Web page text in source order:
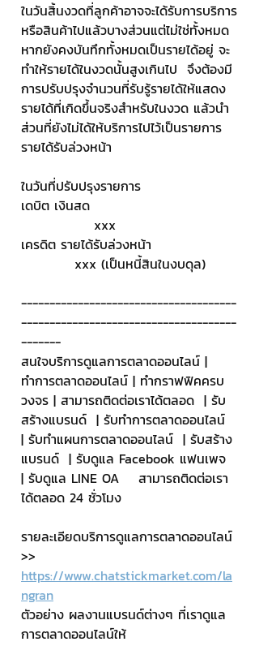
ในวันสิ้นงวดที่ลูกค้าอาจจะได้รับการบริการ
หรือสินค้าไปแล้วบางส่วนแต่ไม่ใช่ทั้งหมด
หากยังคงบันทึกทั้งหมดเป็นรายได้อยู่ จะ
ทำให้รายได้ในงวดนั้นสูงเกินไป  จึงต้องมี
การปรับปรุงจำนวนที่รับรู้รายได้ให้แสดง
รายได้ที่เกิดขึ้นจริงสำหรับในงวด แล้วนำ
ส่วนที่ยังไม่ได้ให้บริการไปไว้เป็นรายการ
รายได้รับล่วงหน้า
ในวันที่ปรับปรุงรายการ
เดบิต เงินสด
               xxx
เครดิต รายได้รับล่วงหน้า
           xxx (เป็นหนี้สินในงบดุล)
--------------------------------------
--------------------------------------
-------
สนใจบริการดูแลการตลาดออนไลน์ |
ทำการตลาดออนไลน์ | ทำกราฟฟิคครบ
วงจร | สามารถติดต่อเราได้ตลอด  | รับ
สร้างแบรนด์  | รับทำการตลาดออนไลน์
| รับทำแผนการตลาดออนไลน์  | รับสร้าง
แบรนด์  | รับดูแล Facebook แฟนเพจ
| รับดูแล LINE OA    สามารถติดต่อเรา
ได้ตลอด 24 ชั่วโมง
รายละเอียดบริการดูแลการตลาดออนไลน์
>>
https://www.chatstickmarket.com/la
ngran
ตัวอย่าง ผลงานแบรนด์ต่างๆ ที่เราดูแล
การตลาดออนไลน์ให้